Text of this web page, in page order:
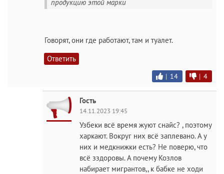
продукцию этой марки
Говорят, они где работают, там и туалет.
Ответить
| 14 | 4
Гость
14.11.2023 19:45
Узбеки всё время жуют снайс? , поэтому
харкают. Вокруг них всё заплевано. А у
них и медкнижки есть? Не поверю, что
всё зздоровы. А почему Козлов
набирает мигрантов,, к бабке не ходи